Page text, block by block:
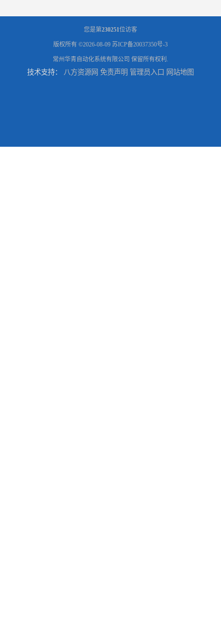
您是第230251位访客
版权所有 ©2026-08-09 苏ICP备20037350号-3
常州华青自动化系统有限公司 保留所有权利.
技术支持： 八方资源网 免责声明 管理员入口 网站地图